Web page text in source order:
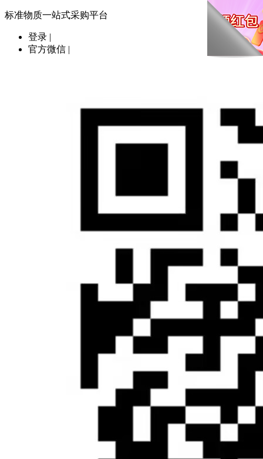
标准物质一站式采购平台
登录 |
官方微信 |